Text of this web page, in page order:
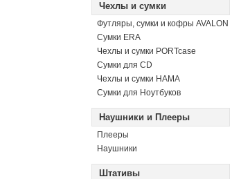
Чехлы и сумки
Футляры, сумки и кофры AVALON
Сумки ERA
Чехлы и сумки PORTcase
Сумки для CD
Чехлы и сумки HAMA
Сумки для Ноутбуков
Наушники и Плееры
Плееры
Наушники
Штативы